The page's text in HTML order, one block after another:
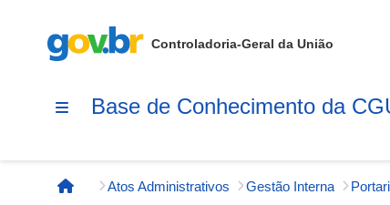
Controladoria-Geral da União
Base de Conhecimento da
Página inicial
Atos Administrativos Gestão Interna